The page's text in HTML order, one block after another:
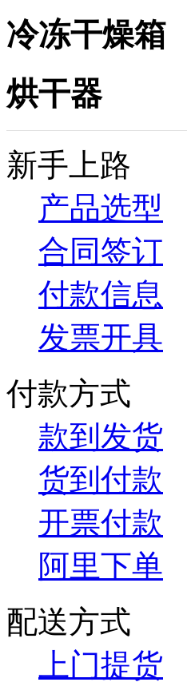
冷冻干燥箱
烘干器
新手上路
产品选型
合同签订
付款信息
发票开具
付款方式
款到发货
货到付款
开票付款
阿里下单
配送方式
上门提货